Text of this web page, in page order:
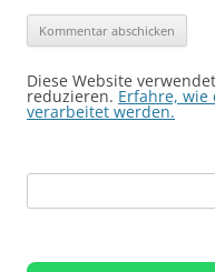
Diese Website
reduzieren. Erfahre, wie
verarbeitet werden.
nach: